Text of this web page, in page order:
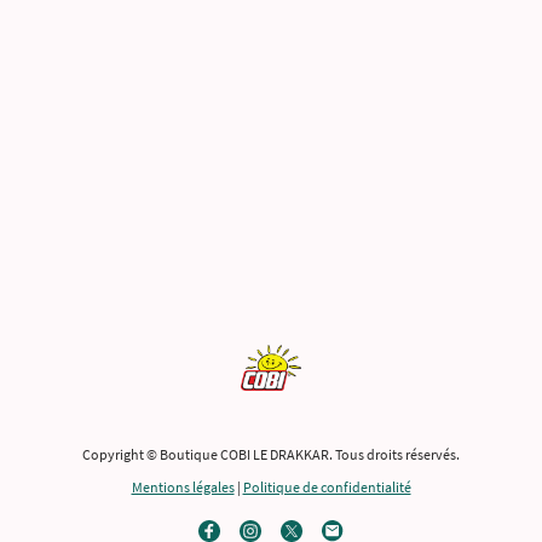
Copyright © Boutique COBI LE DRAKKAR. Tous droits réservés.
Mentions légales| Politique de confidentialité